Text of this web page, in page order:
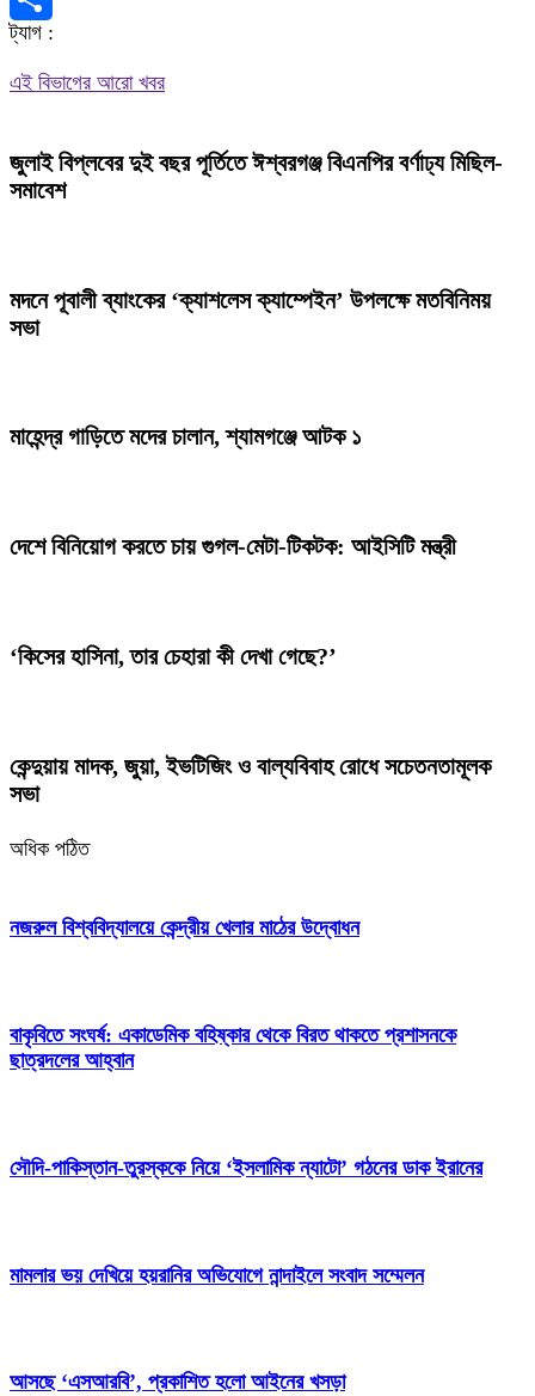
Share
ট্যাগ :
এই বিভাগের আরো খবর
জুলাই বিপ্লবের দুই বছর পূর্তিতে ঈশ্বরগঞ্জ বিএনপির বর্ণাঢ্য মিছিল-
সমাবেশ
মদনে পূবালী ব্যাংকের ‘ক্যাশলেস ক্যাম্পেইন’ উপলক্ষে মতবিনিময়
সভা
মাহেন্দ্র গাড়িতে মদের চালান, শ্যামগঞ্জে আটক ১
দেশে বিনিয়োগ করতে চায় গুগল-মেটা-টিকটক: আইসিটি মন্ত্রী
‘কিসের হাসিনা, তার চেহারা কী দেখা গেছে?’
কেন্দুয়ায় মাদক, জুয়া, ইভটিজিং ও বাল্যবিবাহ রোধে সচেতনতামূলক
সভা
অধিক পঠিত
নজরুল বিশ্ববিদ্যালয়ে কেন্দ্রীয় খেলার মাঠের উদ্বোধন
বাকৃবিতে সংঘর্ষ: একাডেমিক বহিষ্কার থেকে বিরত থাকতে প্রশাসনকে
ছাত্রদলের আহ্বান
সৌদি-পাকিস্তান-তুরস্ককে নিয়ে ‘ইসলামিক ন্যাটো’ গঠনের ডাক ইরানের
মামলার ভয় দেখিয়ে হয়রানির অভিযোগে নান্দাইলে সংবাদ সম্মেলন
আসছে ‘এসআরবি’, প্রকাশিত হলো আইনের খসড়া